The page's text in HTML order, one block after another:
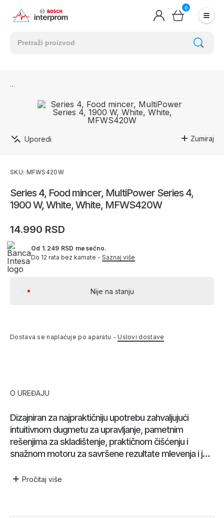
0
Zumiraj
Uporedi
Series 4, Food mincer, MultiPower Series 4,
1900 W, White, White, MFWS420W
14.990 RSD
Od 1.249 RSD mesečno.
Do 12 rata bez kamate - Saznaj više
Nije na stanju
Dostava se naplaćuje po aparatu -Uslovi dostave
SKU: MFWS420W
O UREĐAJU
Dizajniran za najpraktičniju upotrebu zahvaljujući
intuitivnom dugmetu za upravljanje, pametnim
rešenjima za skladištenje, praktičnom čišćenju i
snažnom motoru za savršene rezultate mlevenja i još
Pročitaj više